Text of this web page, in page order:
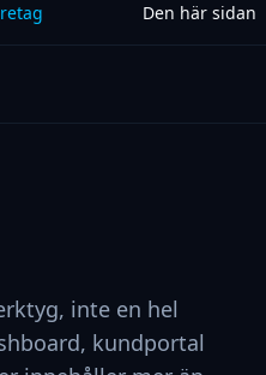
Den här sidan
inte en hel
kundportal